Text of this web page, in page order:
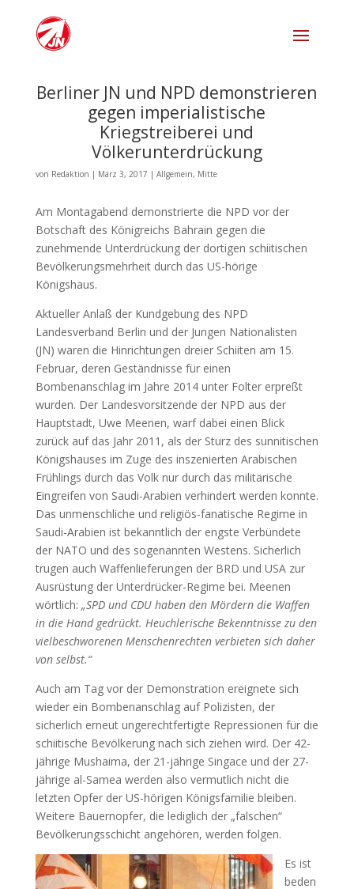
Berliner JN und NPD demonstrieren
gegen imperialistische
Kriegstreiberei und
Völkerunterdrückung
von Redaktion | März 3, 2017 | Allgemein, Mitte
Am Montagabend demonstrierte die NPD vor der
Botschaft des Königreichs Bahrain gegen die
zunehmende Unterdrückung der dortigen schiitischen
Bevölkerungsmehrheit durch das US-hörige
Königshaus.
Aktueller Anlaß der Kundgebung des NPD
Landesverband Berlin und der Jungen Nationalisten
(JN) waren die Hinrichtungen dreier Schiiten am 15.
Februar, deren Geständnisse für einen
Bombenanschlag im Jahre 2014 unter Folter erpreßt
wurden. Der Landesvorsitzende der NPD aus der
Hauptstadt, Uwe Meenen, warf dabei einen Blick
zurück auf das Jahr 2011, als der Sturz des sunnitischen
Königshauses im Zuge des inszenierten Arabischen
Frühlings durch das Volk nur durch das militärische
Eingreifen von Saudi-Arabien verhindert werden konnte.
Das unmenschliche und religiös-fanatische Regime in
Saudi-Arabien ist bekanntlich der engste Verbündete
der NATO und des sogenannten Westens. Sicherlich
trugen auch Waffenlieferungen der BRD und USA zur
Ausrüstung der Unterdrücker-Regime bei. Meenen
wörtlich: „SPD und CDU haben den Mördern die Waffen
in die Hand gedrückt. Heuchlerische Bekenntnisse zu den
vielbeschworenen Menschenrechten verbieten sich daher
von selbst.“
Auch am Tag vor der Demonstration ereignete sich
wieder ein Bombenanschlag auf Polizisten, der
sicherlich erneut ungerechtfertigte Repressionen für die
schiitische Bevölkerung nach sich ziehen wird. Der 42-
jährige Mushaima, der 21-jährige Singace und der 27-
jährige al-Samea werden also vermutlich nicht die
letzten Opfer der US-hörigen Königsfamilie bleiben.
Weitere Bauernopfer, die lediglich der „falschen“
Bevölkerungsschicht angehören, werden folgen.
Es ist
beden